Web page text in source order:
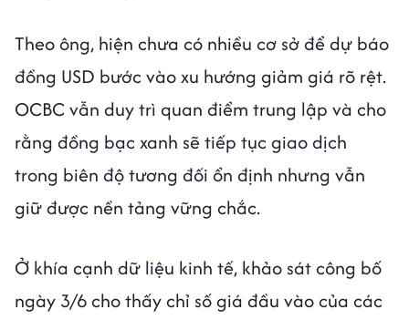
Theo ông, hiện chưa có nhiều cơ sở để dự báo
đồng USD bước vào xu hướng giảm giá rõ rệt.
OCBC vẫn duy trì quan điểm trung lập và cho
rằng đồng bạc xanh sẽ tiếp tục giao dịch
trong biên độ tương đối ổn định nhưng vẫn
giữ được nền tảng vững chắc.
Ở khía cạnh dữ liệu kinh tế, khảo sát công bố
ngày 3/6 cho thấy chỉ số giá đầu vào của các